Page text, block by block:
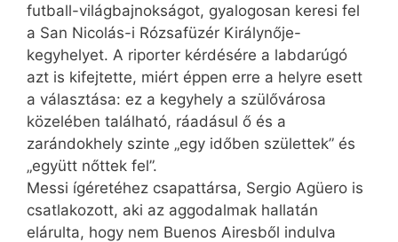
futball-világbajnokságot, gyalogosan keresi fel
a San Nicolás-i Rózsafüzér Királynője-
kegyhelyet. A riporter kérdésére a labdarúgó
azt is kifejtette, miért éppen erre a helyre esett
a választása: ez a kegyhely a szülővárosa
közelében található, ráadásul ő és a
zarándokhely szinte „egy időben születtek” és
„együtt nőttek fel”.
Messi ígéretéhez csapattársa, Sergio Agüero is
csatlakozott, aki az aggodalmak hallatán
elárulta, hogy nem Buenos Airesből indulva